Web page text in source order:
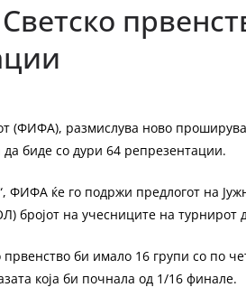
(ФИФА), размислува ново
биде со дури 64 репрезентации.
ФИФА ќе го подржи предлогот на
бројот на учесниците на турнирот
првенство би имало 16 групи со по
која би почнала од 1/16 финале.